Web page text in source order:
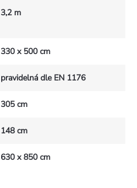
3,2 m
330 x 500 cm
pravidelná dle EN 1176
305 cm
148 cm
630 x 850 cm